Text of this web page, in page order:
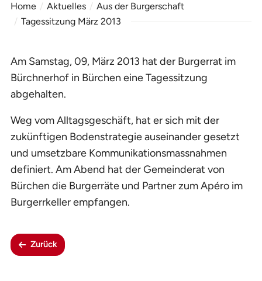
Home Aktuelles
Aus der Burgerschaft
Tagessitzung März 2013
Am Samstag, 09, März 2013 hat der Burgerrat im
Bürchnerhof in Bürchen eine Tagessitzung
abgehalten.
Weg vom Alltagsgeschäft, hat er sich mit der
zukünftigen Bodenstrategie auseinander gesetzt
und umsetzbare Kommunikationsmassnahmen
definiert. Am Abend hat der Gemeinderat von
Bürchen die Burgerräte und Partner zum Apéro im
Burgerrkeller empfangen.
Zurück